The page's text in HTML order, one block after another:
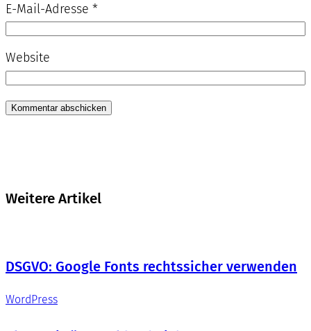
E-Mail-Adresse *
Website
Weitere Artikel
DSGVO: Google Fonts rechtssicher verwenden
WordPress